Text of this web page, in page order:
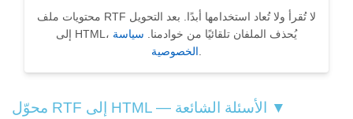
محتويات ملف RTF لا تُقرأ ولا تُعاد استخدامها أبدًا. بعد التحويل
إلى HTML، يُحذف الملفان تلقائيًا من خوادمنا. سياسة
الخصوصية.
محوّل RTF إلى HTML — الأسئلة الشائعة ▼